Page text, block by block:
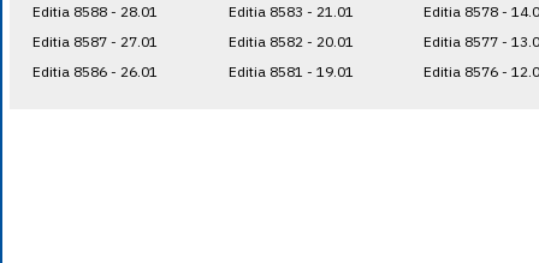
Editia 8588 - 28.01
Editia 8587 - 27.01
Editia 8586 - 26.01
Editia 8583 - 21.01
Editia 8582 - 20.01
Editia 8581 - 19.01
Editia 8578 -
Editia 8577 -
Editia 8576 -